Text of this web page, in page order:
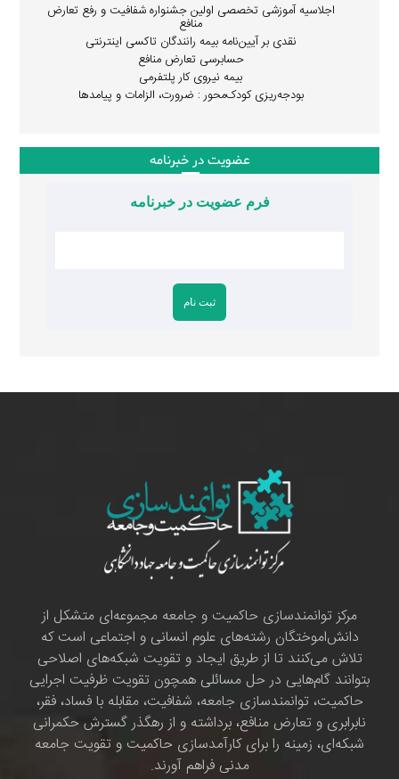
اجلاسیه آموزشی تخصصی اولین جشنواره شفافیت و رفع تعارض
منافع
نقدی بر آیین‌نامه بیمه رانندگان تاکسی اینترنتی
حسابرسی تعارض منافع
بیمه نیروی کار پلتفرمی
بودجه‌ریزی کودک‌محور : ضرورت، الزامات و پیامدها
عضویت در خبرنامه
فرم عضویت در خبرنامه
مرکز توانمندسازی حاکمیت و جامعه مجموعه‌ای متشکل از
دانش‌اموختگان رشته‌های علوم انسانی و اجتماعی است که
تلاش می‌کنند تا از طریق ایجاد و تقویت شبکه‌های اصلاحی
بتوانند گام‌هایی در حل مسائلی همچون تقویت ظرفیت اجرایی
حاکمیت، توانمندسازی جامعه، شفافیت، مقابله با فساد، فقر،
نابرابری و تعارض منافع، برداشته و از رهگذر گسترش حکمرانی
شبکه‌ای، زمینه را برای کارآمدسازی حاکمیت و تقویت جامعه
مدنی فراهم آورند.